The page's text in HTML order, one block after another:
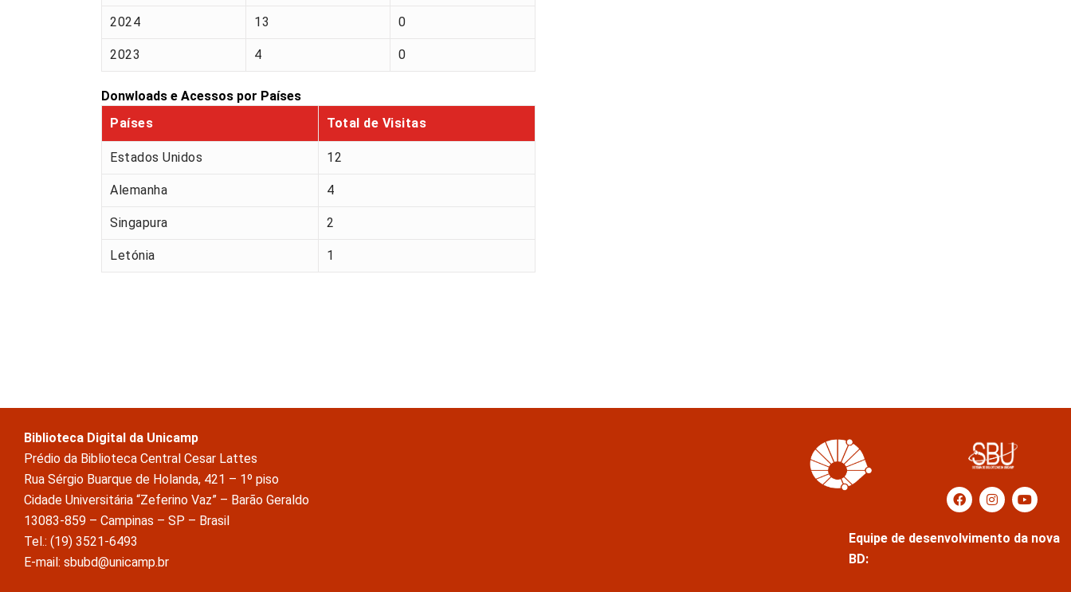
2024 13 0
2023 4 0
Donwloads e Acessos por Países
Países
Total de Visitas
Estados Unidos 12
Alemanha 4
Singapura 2
Letónia 1
Biblioteca Digital da Unicamp
Prédio da Biblioteca Central Cesar Lattes
Rua Sérgio Buarque de Holanda, 421 – 1º piso
Cidade Universitária “Zeferino Vaz” – Barão Geraldo
13083-859 – Campinas – SP – Brasil
Tel.: (19) 3521-6493
E-mail: sbubd@unicamp.br
Equipe de desenvolvimento da nova
BD: